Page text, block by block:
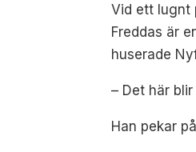
Vid ett lugnt
Freddas är
huserade
– Det här
Han pekar